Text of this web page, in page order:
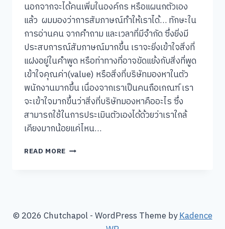
นอกจากจะได้คนเพิ่มในองค์กร หรือแผนกตัวเอง
แล้ว ผมมองว่าการสัมภาษณ์ทำให้เราได้… ทักษะใน
การอ่านคน จากคำถาม และเวลาที่มีจำกัด ซึ่งยิ่งมี
ประสบการณ์สัมภาษณ์มากขึ้น เราจะยิ่งเข้าใจสิ่งที่
แฝงอยู่ในคำพูด หรือท่าทางที่อาจขัดแย้งกับสิ่งที่พูด
เข้าใจคุณค่า(value) หรือสิ่งที่บริษัทมองหาในตัว
พนักงานมากขึ้น เนื่องจากเราเป็นคนถือเกณฑ์ เรา
จะเข้าใจมากขึ้นว่าสิ่งที่บริษัทมองหาคืออะไร ซึ่ง
สามารถใช้ในการประเมินตัวเองได้ด้วยว่าเราใกล้
เคียงมากน้อยแค่ไหน…
READ MORE การ
ผู้
สัมภาษณ์
© 2026 Chutchapol - WordPress Theme byKadence